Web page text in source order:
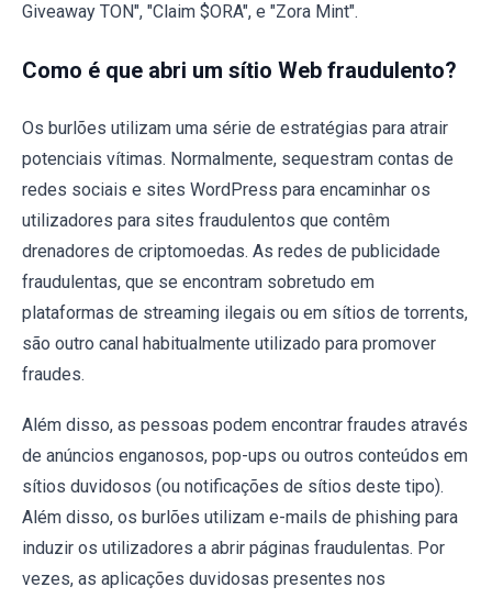
Giveaway TON", "Claim $ORA", e "Zora Mint".
Como é que abri um sítio Web fraudulento?
Os burlões utilizam uma série de estratégias para atrair
potenciais vítimas. Normalmente, sequestram contas de
redes sociais e sites WordPress para encaminhar os
utilizadores para sites fraudulentos que contêm
drenadores de criptomoedas. As redes de publicidade
fraudulentas, que se encontram sobretudo em
plataformas de streaming ilegais ou em sítios de torrents,
são outro canal habitualmente utilizado para promover
fraudes.
Além disso, as pessoas podem encontrar fraudes através
de anúncios enganosos, pop-ups ou outros conteúdos em
sítios duvidosos (ou notificações de sítios deste tipo).
Além disso, os burlões utilizam e-mails de phishing para
induzir os utilizadores a abrir páginas fraudulentas. Por
vezes, as aplicações duvidosas presentes nos